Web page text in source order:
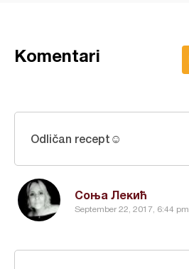
Komentari
Соња Лекић
September 22, 2017, 6:44 pm
Odličan recept☺